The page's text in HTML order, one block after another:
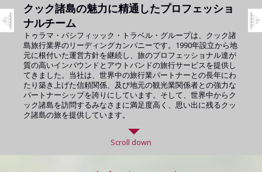
クック諸島の魅力に精通したプロフェッショ
ナルチーム
トゥラマ・パシフィッック・トラベル・グループは、クック諸
島旅行業界のリーディングカンパニーです。1990年設立から地
元に根付いた運営方針を継続し、旅のプロフェッショナル達が
質の高いインバウンドとアウトバンドの旅行サービスを提供し
てきました。当社は、世界中の旅行業パートナーとの長年にわ
たり築き上げた信頼関係、及び地元の観光業関係者との強力な
パートナーシップを誇りにしています。そして、世界中からク
ック諸島を訪問するみなさまに満足度高く、思い出に残るクッ
ク諸島の旅を提供しています。
ゆっくりとした島時間で過ごす、テイラーメ
イドの旅
トゥラマとは“光”や“未来像”を意味するクック諸島マオリ語で
す。私たちは、世界中のトロピカルな南の島々の中でも、特に
素朴で豊かなディスティネーションであるクック諸島へとみな
さまを自信をもってご案内します。当社は、南太平洋の旅行業
オペレーターの中で最も頼れる旅のパートナーとなることを目
指してしています。私たちの使命は、各お客様に合う旅を提案
しながら、ユニークなクック諸島の文化、自然、人々の暮らし
をみなさまと共有し、且つ次世代に向けて保護していくことで
す。
お客様の“良い旅”を作り出す、旅のエキスパ
ートチーム
当社は1990年の設立当から現在に至るまで、世界中に散らばる
350社以上のツアーオペレーター・旅行業者様と取引をし、信
頼関係を築き上げてきました。クック諸島では70名以上のフレ
ンドリーで、地元の魅力とプロダクトに精通したスタッフたち
が勤務します。また、世界の主要地域ではレップたちが活躍
し、オンライン予約機能を備えたウェブサイト、顧客ロイヤル
ティを重視したサービス理念を誇りに、私たちはクック諸島旅
行の信頼出来るパートナーとして歩み続けていきます。
Scroll down